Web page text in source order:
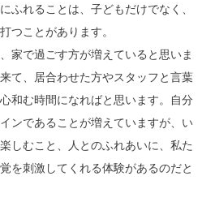
ふれることは、子どもだけでなく、
つことがあります。
家で過ごす方が増えていると思いま
て、居合わせた方やスタッフと言葉
和む時間になればと思います。自分
ンであることが増えていますが、い
しむこと、人とのふれあいに、私た
を刺激してくれる体験があるのだと